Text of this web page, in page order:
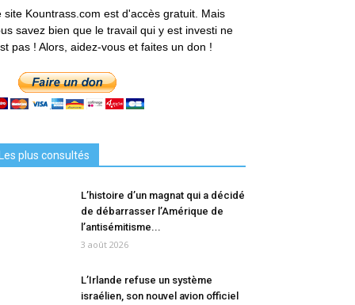
site Kountrass.com est d'accès gratuit. Mais
savez bien que le travail qui y est investi ne
pas ! Alors, aidez-vous et faites un don !
Les plus consultés
L’histoire d’un magnat qui a décidé
de débarrasser l’Amérique de
l’antisémitisme...
3 août 2026
L’Irlande refuse un système
israélien, son nouvel avion officiel